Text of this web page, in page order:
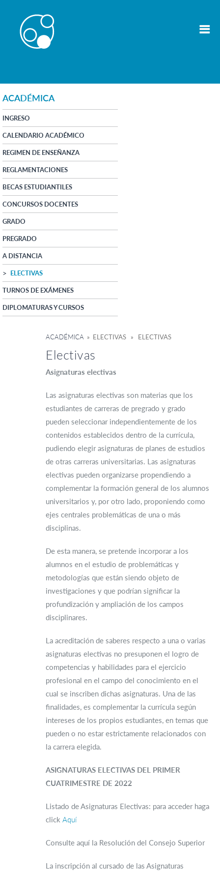
ACADÉMICA
INGRESO
CALENDARIO ACADÉMICO
REGIMEN DE ENSEÑANZA
REGLAMENTACIONES
BECAS ESTUDIANTILES
CONCURSOS DOCENTES
GRADO
PREGRADO
A DISTANCIA
ELECTIVAS
TURNOS DE EXÁMENES
DIPLOMATURAS Y CURSOS
ACADÉMICA » ELECTIVAS » ELECTIVAS
Electivas
Asignaturas electivas
Las asignaturas electivas son materias que los
estudiantes de carreras de pregrado y grado
pueden seleccionar independientemente de los
contenidos establecidos dentro de la currícula,
pudiendo elegir asignaturas de planes de estudios
de otras carreras universitarias. Las asignaturas
electivas pueden organizarse propendiendo a
complementar la formación general de los alumnos
universitarios y, por otro lado, proponiendo como
ejes centrales problemáticas de una o más
disciplinas.
De esta manera, se pretende incorporar a los
alumnos en el estudio de problemáticas y
metodologías que están siendo objeto de
investigaciones y que podrían significar la
profundización y ampliación de los campos
disciplinares.
La acreditación de saberes respecto a una o varias
asignaturas electivas no presuponen el logro de
competencias y habilidades para el ejercicio
profesional en el campo del conocimiento en el
cual se inscriben dichas asignaturas. Una de las
finalidades, es complementar la currícula según
intereses de los propios estudiantes, en temas que
pueden o no estar estrictamente relacionados con
la carrera elegida.
ASIGNATURAS ELECTIVAS DEL PRIMER
CUATRIMESTRE DE 2022
Listado de Asignaturas Electivas: para acceder haga
click Aquí
Consulte aquí la Resolución del Consejo Superior
La inscripción al cursado de las Asignaturas